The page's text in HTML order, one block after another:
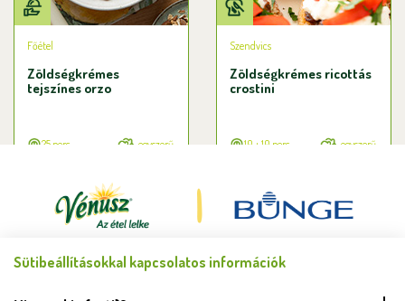
Sütibeállításokkal kapcsolatos információk
Főétel
Zöldségkrémes
tejszínes orzo
25 perc egyszerű
Szendvics
Zöldségkrémes ricottás
crostini
10 + 10 perc egyszerű
Minden jog fenntartva © Bunge Zrt. 2026.